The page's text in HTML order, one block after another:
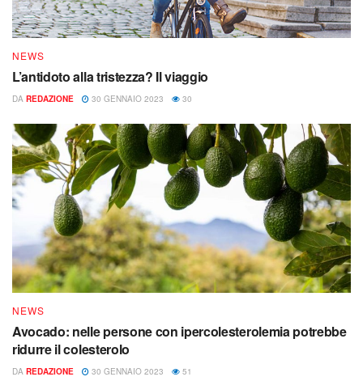
NEWS
L’antidoto alla tristezza? Il viaggio
DA REDAZIONE 30 GENNAIO 2023 30
NEWS
Avocado: nelle persone con ipercolesterolemia potrebbe
ridurre il colesterolo
DA REDAZIONE 30 GENNAIO 2023 51